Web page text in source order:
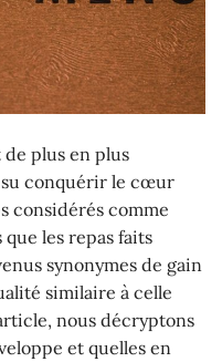
de plus en plus
conquérir le cœur
considérés comme
les repas faits
synonymes de gain
similaire à celle
nous décryptons
et quelles en